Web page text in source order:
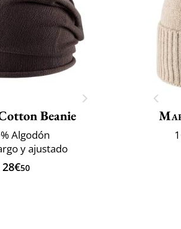
Beanie
Algodón
y ajustado
28€50